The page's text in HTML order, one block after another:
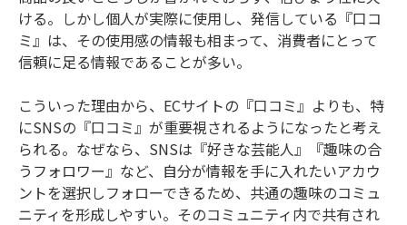
ける。しかし個人が実際に使用し、発信している『口コ
ミ』は、その使用感の情報も相まって、消費者にとって
信頼に足る情報であることが多い。
こういった理由から、ECサイトの『口コミ』よりも、特
にSNSの『口コミ』が重要視されるようになったと考え
られる。なぜなら、SNSは『好きな芸能人』『趣味の合
うフォロワー』など、自分が情報を手に入れたいアカウ
ントを選択しフォローできるため、共通の趣味のコミュ
ニティを形成しやすい。そのコミュニティ内で共有され